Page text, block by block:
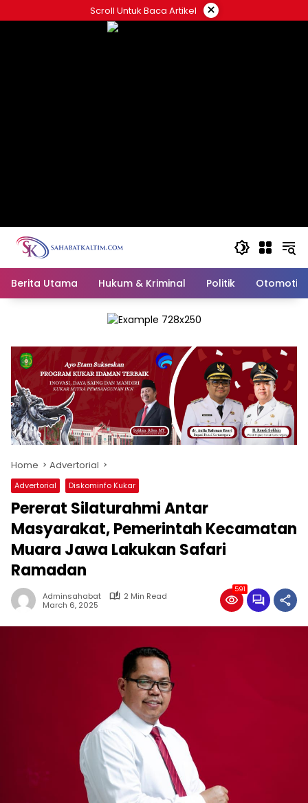
to
Scroll Untuk Baca Artikel ×
Berita Utama Hukum & Kriminal Politik Otomotif
Home Advertorial
Advertorial Diskominfo Kukar
Pererat Silaturahmi Antar
Masyarakat, Pemerintah Kecamatan
Muara Jawa Lakukan Safari
Ramadan
Adminsahabat
2 Min Read
March 6, 2025
591